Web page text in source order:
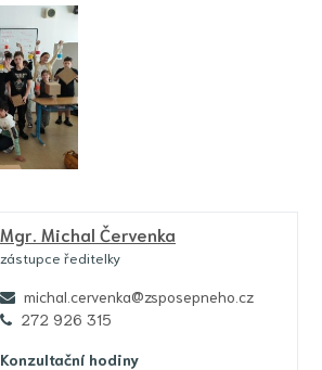
Mgr. Michal Červenka
zástupce ředitelky
michal.cervenka@zsposepneho.cz
272 926 315
Konzultační hodiny